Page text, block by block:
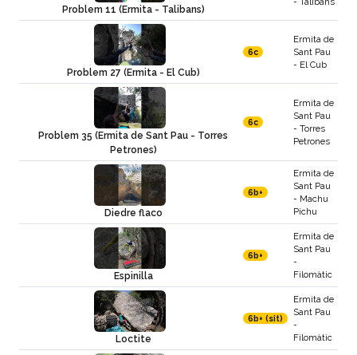
Problem 11 (Ermita - Talibans)
Problem 27 (Ermita - El Cub)
6c
Ermita de
Sant Pau
- El Cub
Problem 35 (Ermita de Sant Pau - Torres
Petrones)
6c
Ermita de
Sant Pau
- Torres
Petrones
Diedre flaco
6b+
Ermita de
Sant Pau
- Machu
Pichu
Espinilla
6b+
Ermita de
Sant Pau
-
Filomàtic
Loctite
6b+ (sit)
Ermita de
Sant Pau
-
Filomàtic